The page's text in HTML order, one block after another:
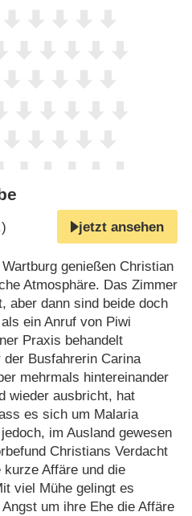
jetzt ansehen
genießen Christian
Atmosphäre. Das Zimmer
aber dann sind beide doch
ein Anruf von Piwi
Praxis behandelt
Busfahrerin Carina
mehrmals hintereinander
wieder ausbricht, hat
es sich um Malaria
im Ausland gewesen
Christians Verdacht
Affäre und die
viel Mühe gelingt es
um ihre Ehe die Affäre